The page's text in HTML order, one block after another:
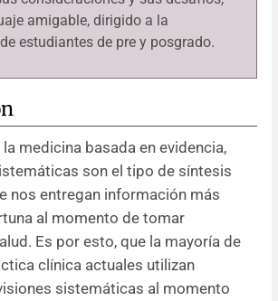
amigable, dirigido a la
estudiantes de pre y posgrado.
medicina basada en evidencia,
son el tipo de síntesis
nos entregan información más
al momento de tomar
Es por esto, que la mayoría de
clínica actuales utilizan
sistemáticas al momento